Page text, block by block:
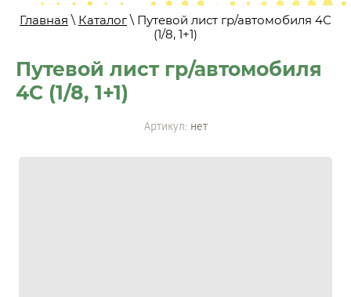
Главная \ Каталог\ Путевой лист гр/автомобиля 4С
(1/8, 1+1)
Путевой лист гр/автомобиля
4С (1/8, 1+1)
Артикул: нет